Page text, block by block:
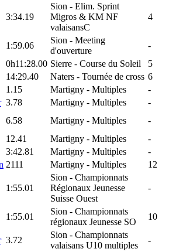
3:34.19
Sion - Elim. Sprint
Migros & KM NF
valaisansC
4
1:59.06
Sion - Meeting
d'ouverture
-
0h11:28.00 Sierre - Course du Soleil
5
14:29.40 Naters - Tournée de cross 6
1.15 Martigny - Multiples
-
3.78 Martigny - Multiples
-
6.58 Martigny - Multiples
-
12.41 Martigny - Multiples
-
3:42.81 Martigny - Multiples
-
2111 Martigny - Multiples 12
1:55.01
Sion - Championnats
Régionaux Jeunesse
Suisse Ouest
-
1:55.01
Sion - Championnats
régionaux Jeunesse SO
10
3.72
Sion - Championnats
valaisans U10 multiples
-